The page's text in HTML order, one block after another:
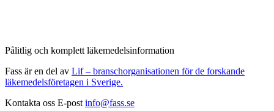
Pålitlig och komplett läkemedelsinformation
Fass är en del av Lif – branschorganisationen för de forskande
läkemedelsföretagen i Sverige.
Kontakta oss E-post info@fass.se